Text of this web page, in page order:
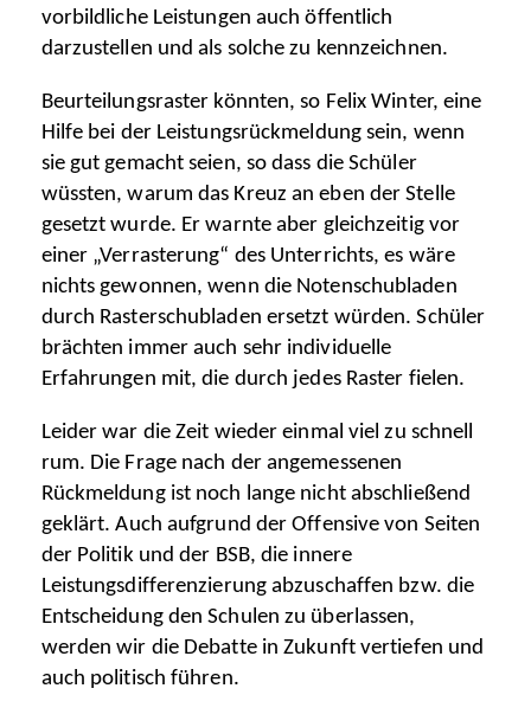
vorbildliche Leistungen auch öffentlich
darzustellen und als solche zu kennzeichnen.
Beurteilungsraster könnten, so Felix Winter, eine
Hilfe bei der Leistungsrückmeldung sein, wenn
sie gut gemacht seien, so dass die Schüler
wüssten, warum das Kreuz an eben der Stelle
gesetzt wurde. Er warnte aber gleichzeitig vor
einer „Verrasterung“ des Unterrichts, es wäre
nichts gewonnen, wenn die Notenschubladen
durch Rasterschubladen ersetzt würden. Schüler
brächten immer auch sehr individuelle
Erfahrungen mit, die durch jedes Raster fielen.
Leider war die Zeit wieder einmal viel zu schnell
rum. Die Frage nach der angemessenen
Rückmeldung ist noch lange nicht abschließend
geklärt. Auch aufgrund der Offensive von Seiten
der Politik und der BSB, die innere
Leistungsdifferenzierung abzuschaffen bzw. die
Entscheidung den Schulen zu überlassen,
werden wir die Debatte in Zukunft vertiefen und
auch politisch führen.